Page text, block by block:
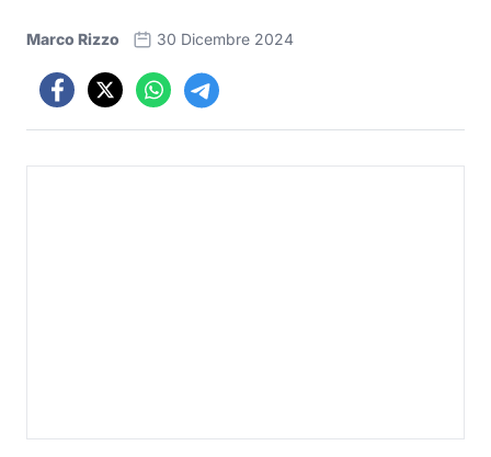
Marco Rizzo 30 Dicembre 2024